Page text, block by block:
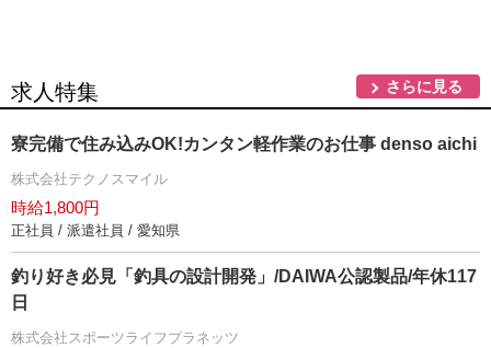
求人特集 さらに見る
寮完備で住み込みOK!カンタン軽作業のお仕事 denso aichi
株式会社テクノスマイル
時給1,800円
正社員 / 派遣社員 / 愛知県
釣り好き必見「釣具の設計開発」/DAIWA公認製品/年休117
日
株式会社スポーツライフプラネッツ